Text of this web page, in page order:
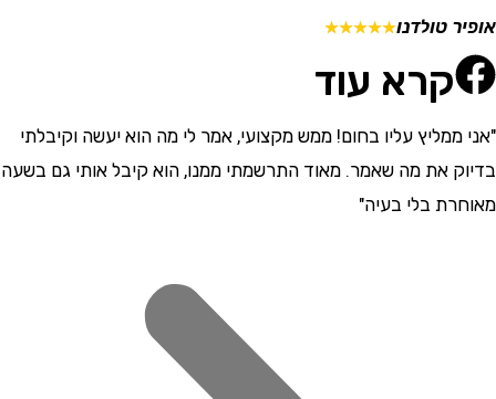
טולדנו☆
☆
☆
☆
☆
קרא עוד
עליו בחום! ממש מקצועי, אמר לי מה הוא יעשה וקיבלתי
את מה שאמר. מאוד התרשמתי ממנו, הוא קיבל אותי גם בשעה
בלי בעיה"